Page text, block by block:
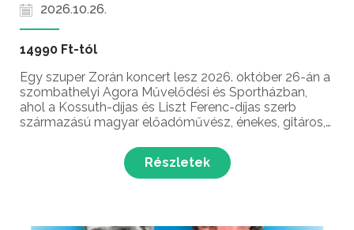
2026.10.26.
14990 Ft-tól
Egy szuper Zorán koncert lesz 2026. október 26-án a
szombathelyi Agora Művelődési és Sportházban,
ahol a Kossuth-díjas és Liszt Ferenc-díjas szerb
származású magyar előadóművész, énekes, gitáros,
koncerttel készül a közönség számára!...
Részletek